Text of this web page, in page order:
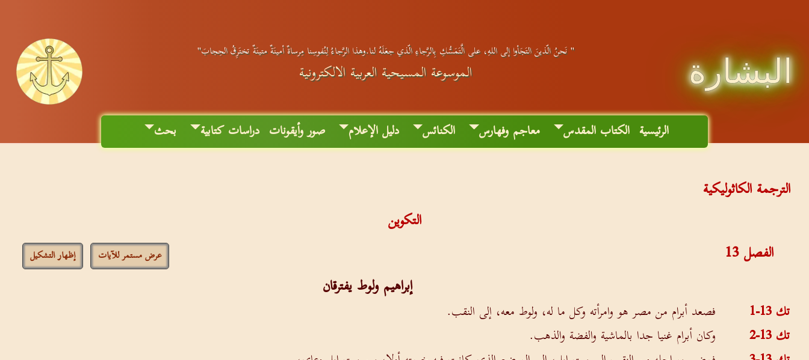
البشارة
" نَحنُ الّذينَ التَجَأوا إلى اللهِ، على الَّتَمَسُّكِ بِالرَّجاءِ الّذي جعَلَهُ لنا.وهذا الرَّجاءُ لِنُفوسِنا مِرساةٌ أمينَةٌ متينَةٌ تختَرِقُ الحِجابَ"
الموسوعة المسيحية العربية الالكترونية
الرئيسية الكتاب المقدس معاجم وفهارس الكنائس دليل الإعلام صور وأيقونات دراسات كتابية بحث
الترجمة الكاثوليكية
التكوين
الفصل13 عرض مستمر للآيات إظهار التشكيل
إبراهيم ولوط يفترقان
تك 13-1
فصعد أبرام من مصر هو وامرأته وكل ما له، ولوط معه، إلى النقب.
تك 13-2
وكان أبرام غنيا جدا بالماشية والفضة والذهب.